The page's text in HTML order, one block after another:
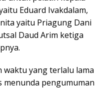
Eduard Ivakdalam,
yaitu Priagung Dani
Daud Arim ketiga
waktu yang terlalu lama
pengumuman